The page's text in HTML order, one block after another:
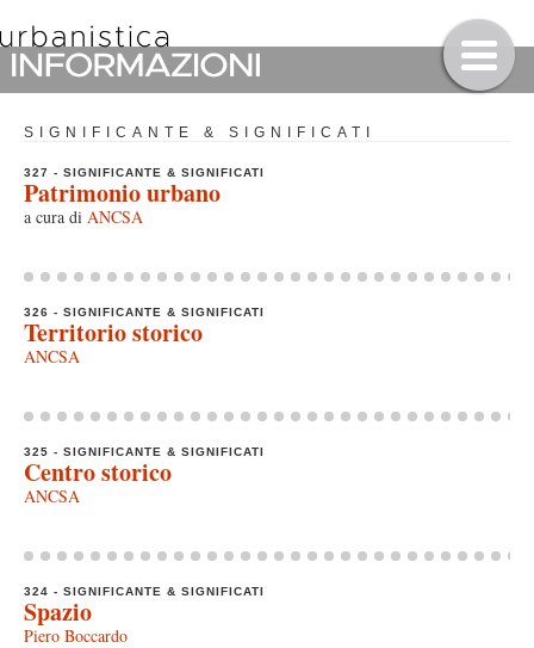
SIGNIFICANTE & SIGNIFICATI
327 - SIGNIFICANTE & SIGNIFICATI
Patrimonio urbano
a cura di ANCSA
326 - SIGNIFICANTE & SIGNIFICATI
Territorio storico
ANCSA
325 - SIGNIFICANTE & SIGNIFICATI
Centro storico
ANCSA
324 - SIGNIFICANTE & SIGNIFICATI
Spazio
Piero Boccardo